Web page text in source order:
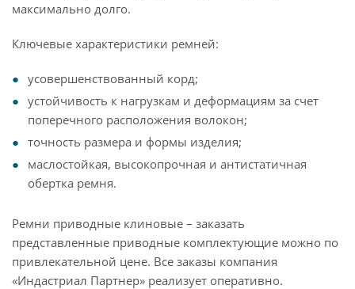
максимально долго.
Ключевые характеристики ремней:
усовершенствованный корд;
устойчивость к нагрузкам и деформациям за счет
поперечного расположения волокон;
точность размера и формы изделия;
маслостойкая, высокопрочная и антистатичная
обертка ремня.
Ремни приводные клиновые – заказать
представленные приводные комплектующие можно по
привлекательной цене. Все заказы компания
«Индастриал Партнер» реализует оперативно.